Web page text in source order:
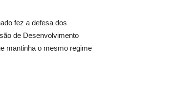
fez a defesa dos
de Desenvolvimento
mantinha o mesmo regime